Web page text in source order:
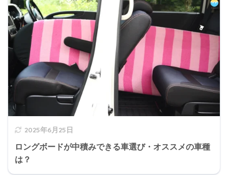
2025年6月25日
ロングボードが中積みできる車選び・オススメの車種
は？